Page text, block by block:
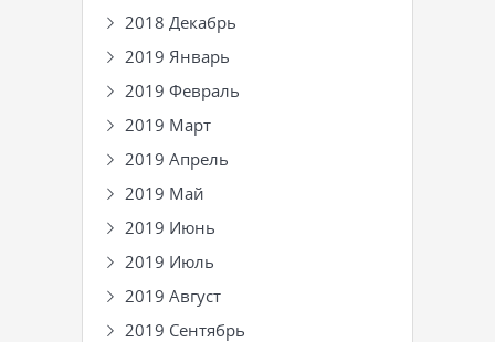
2018 Декабрь
2019 Январь
2019 Февраль
2019 Март
2019 Апрель
2019 Май
2019 Июнь
2019 Июль
2019 Август
2019 Сентябрь